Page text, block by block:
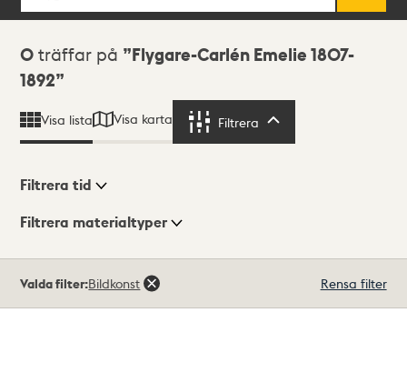
Sökresultat
0 träffar på
Flygare-Carlén Emelie 1807-
1892
Visa lista Visa karta Filtrera
Visningsläge
Filtrera tid
Filtrera materialtyper
träffar
Valda filter:Bildkonst Rensa filter